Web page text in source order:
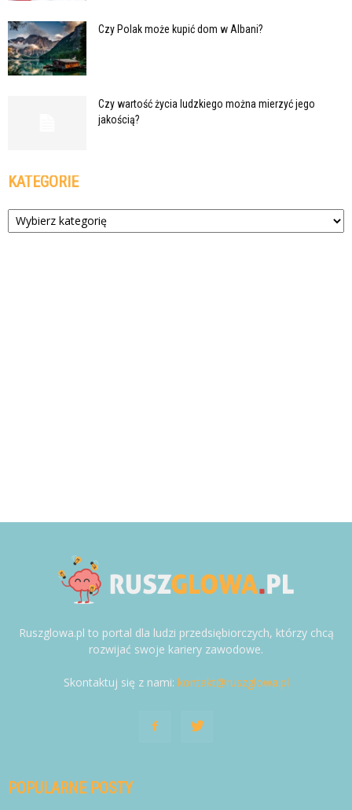
Czy Polak może kupić dom w Albani?
Czy wartość życia ludzkiego można mierzyć jego
jakością?
KATEGORIE
Kategorie
Ruszglowa.pl to portal dla ludzi przedsiębiorczych, którzy chcą
rozwijać swoje kariery zawodowe.
Skontaktuj się z nami: kontakt@ruszglowa.pl
POPULARNE POSTY